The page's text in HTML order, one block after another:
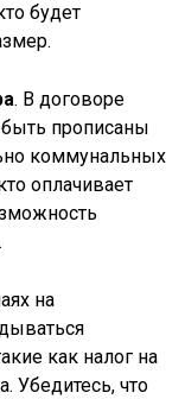
будет
. В договоре
прописаны
коммунальных
оплачивает
на
как налог на
Убедитесь, что